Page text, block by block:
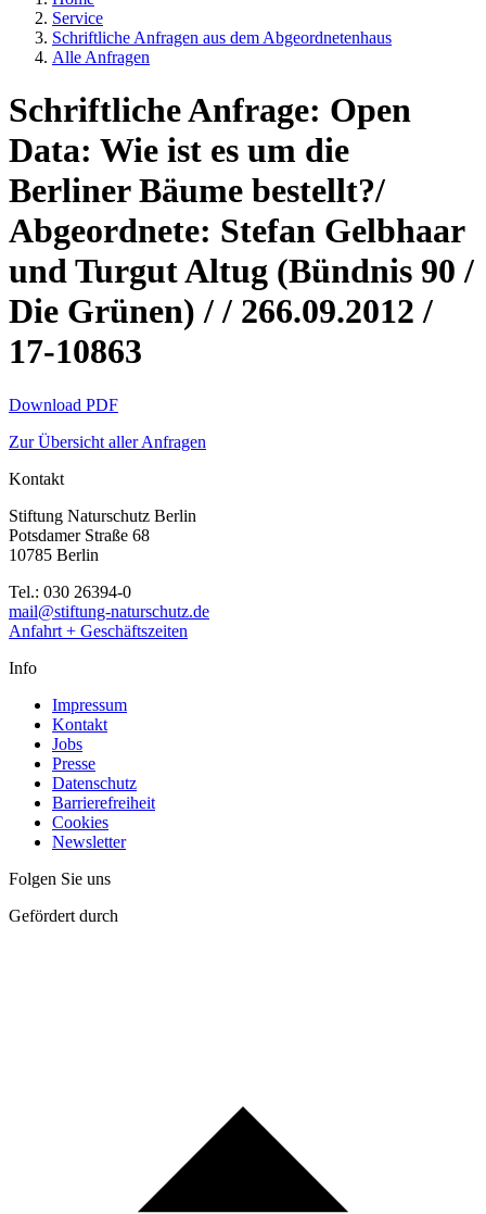
Service
Schriftliche Anfragen aus dem Abgeordnetenhaus
Alle Anfragen
Schriftliche Anfrage: Open
Data: Wie ist es um die
Berliner Bäume bestellt?/
Abgeordnete: Stefan Gelbhaar
und Turgut Altug (Bündnis 90 /
Die Grünen) / / 266.09.2012 /
17-10863
Download PDF
Zur Übersicht aller Anfragen
Kontakt
Stiftung Naturschutz Berlin
Potsdamer Straße 68
10785 Berlin
Tel.: 030 26394-0
mail@stiftung-naturschutz.de
Anfahrt + Geschäftszeiten
Info
Impressum
Kontakt
Jobs
Presse
Datenschutz
Barrierefreiheit
Cookies
Newsletter
Folgen Sie uns
Gefördert durch